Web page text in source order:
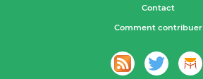
Contact
Comment contribuer